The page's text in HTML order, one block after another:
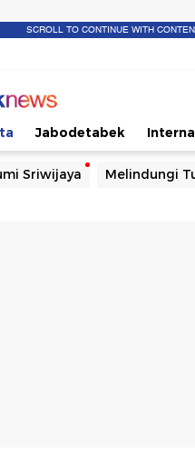
SCROLL TO CONTINUE WITH
Jabodetabek
Sriwijaya Melindungi